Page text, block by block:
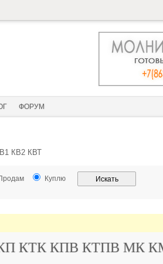
ФОРУМ
КВ2 КВТ
Куплю
КТК КПВ КТПВ МК